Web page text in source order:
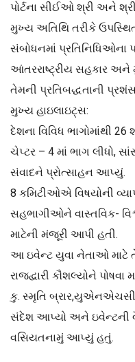
પોર્ટના સીઈઓ શ્રી અને
મુખ્ય અતિથિ તરીકે
સંબોધનમાં પ્રતિનિધિઓના
આંતરરાષ્ટ્રીય સહકાર અને
તેમની પ્રતિબદ્ધતાની
મુખ્ય હાઇલાઇટ્સ:
દેશના વિવિધ ભાગોમાંથી
ચેપ્ટર – 4 માં ભાગ લીધો,
સંવાદને પ્રોત્સાહન આપ્યું.
8 કમિટીઓએ વિષયોની
સહભાગીઓને વાસ્તવિક-
માટેની મંજૂરી આપી હતી.
આ ઇવેન્ટ યુવા નેતાઓ માટે
રાજદ્વારી કૌશલ્યોને
કુ. સ્મૃતિ
સંદેશ આપ્યો અને ઇવેન્ટની
વસિયતનામું આપ્યું હતું.